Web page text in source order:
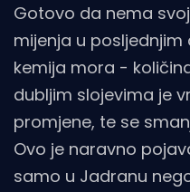
Gotovo da nema
mijenja u posljednjim
kemija mora -
dubljim slojevima je
promjene, te se
Ovo je naravno
samo u Jadranu